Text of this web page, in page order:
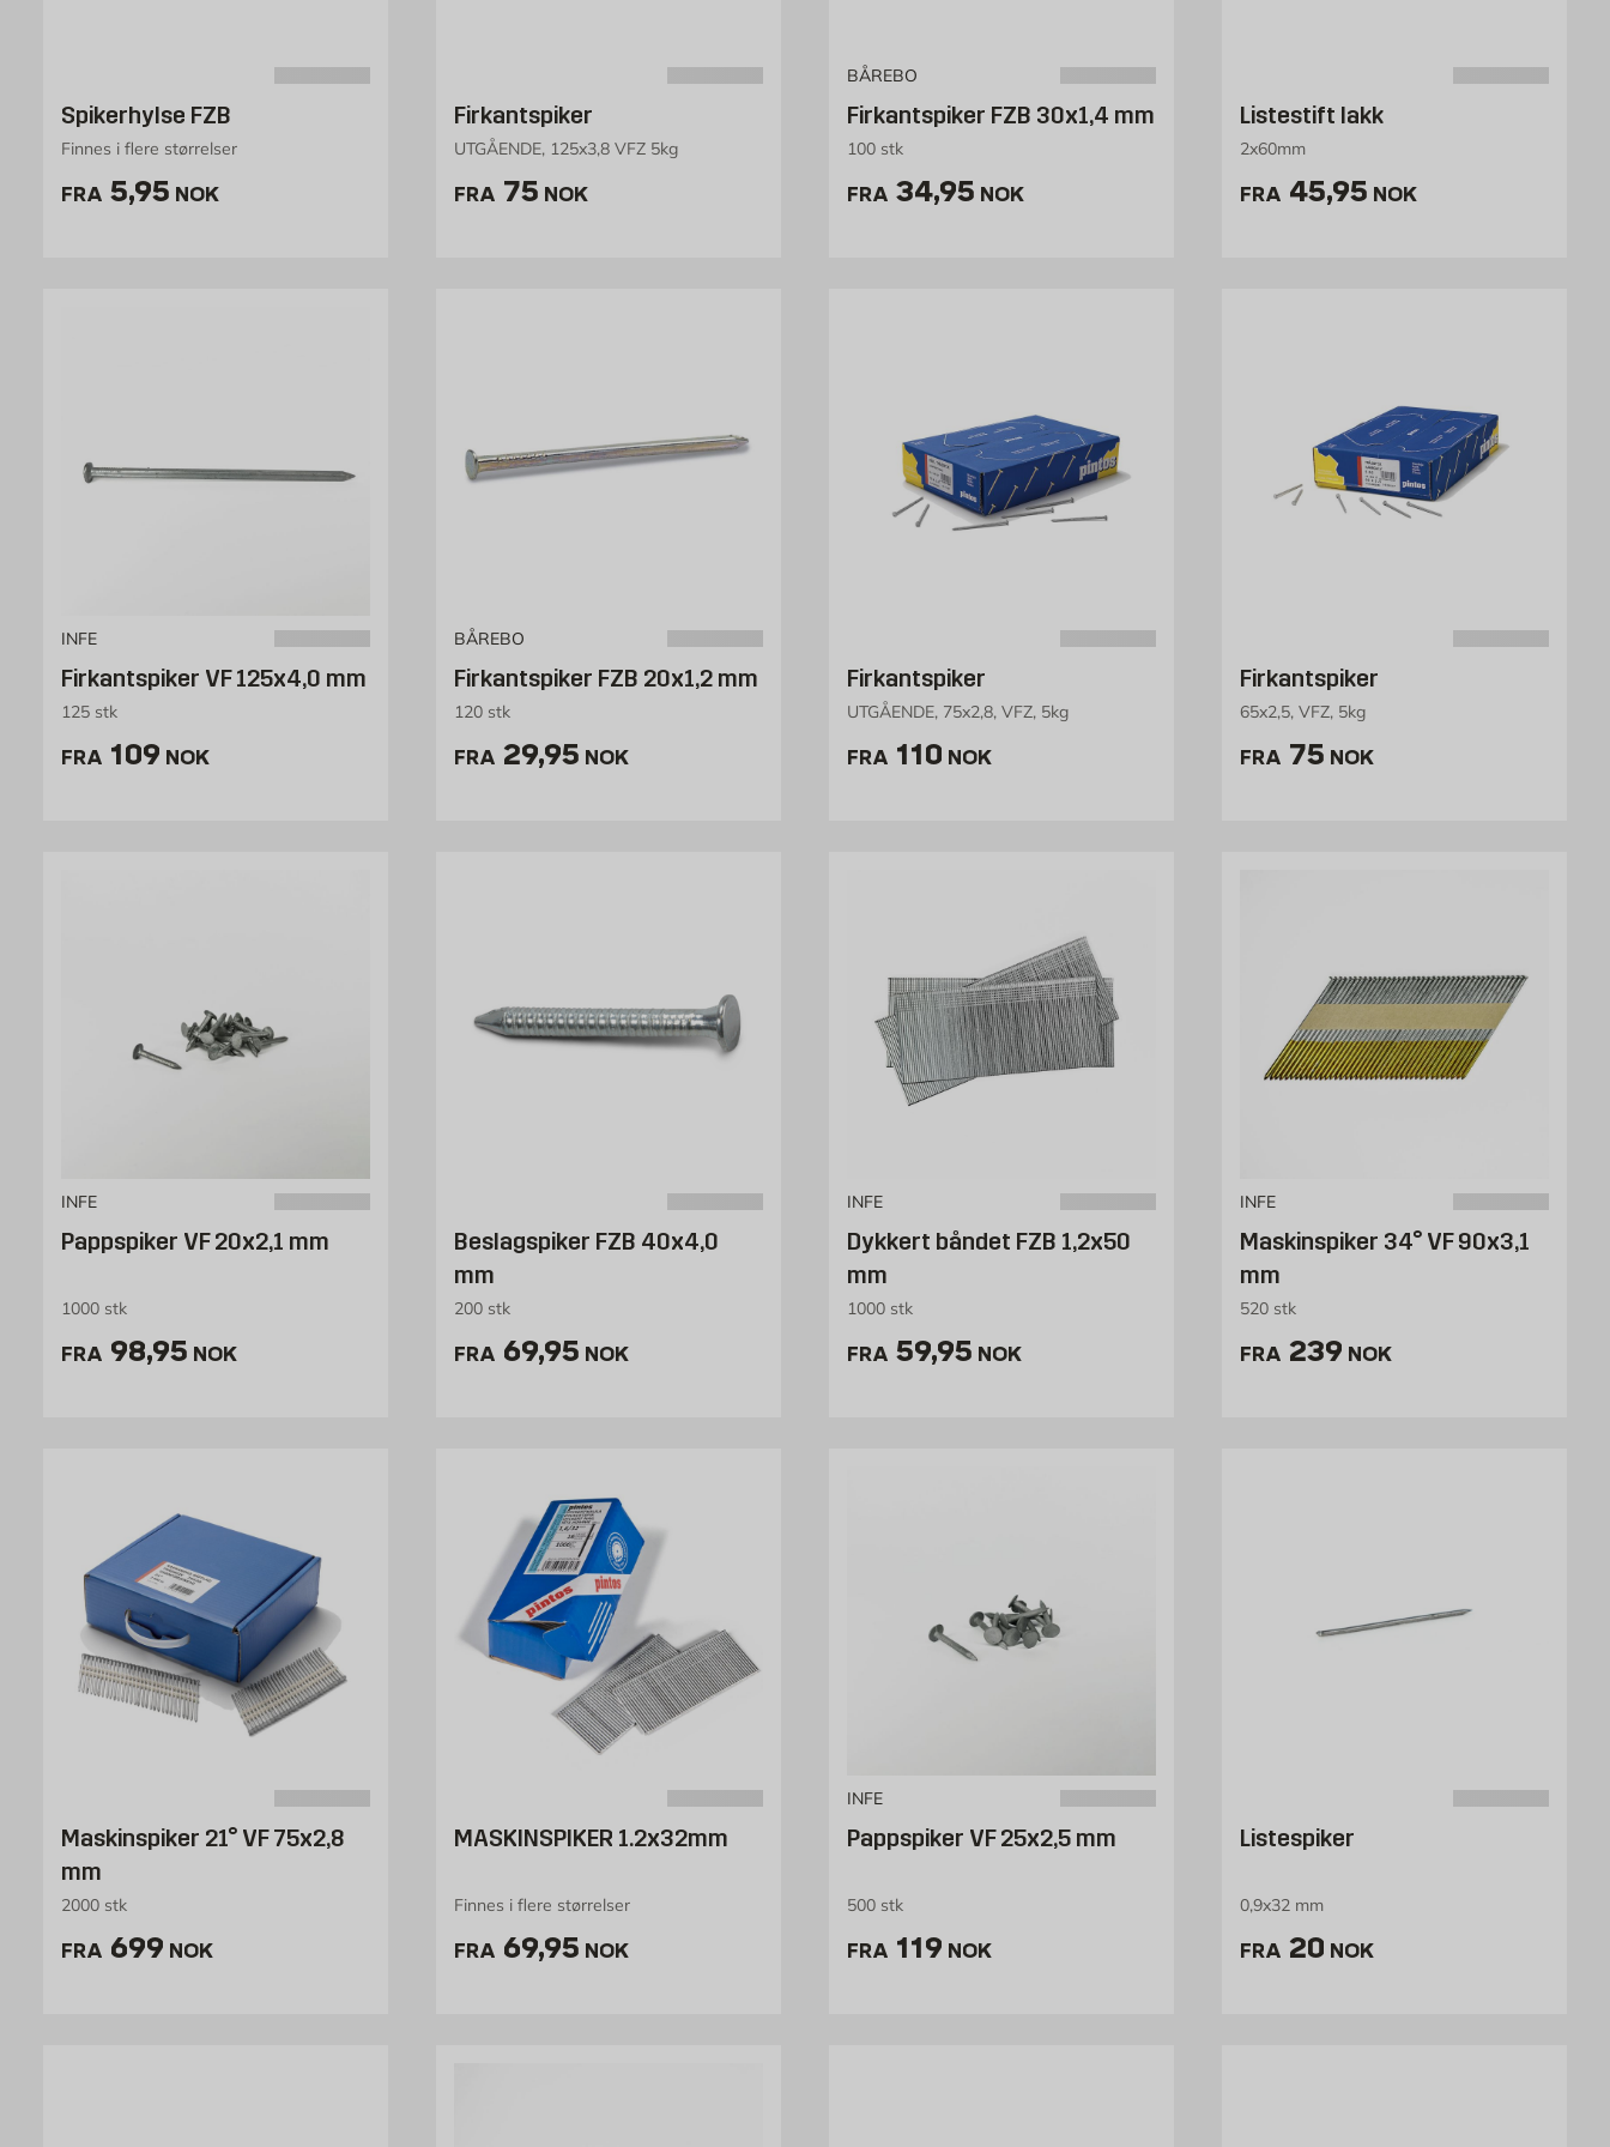
Spikerhylse FZB
Finnes i flere størrelser
FRA Pris 5.95 NOK /stk
5,95 NOK
Firkantspiker
UTGÅENDE, 125x3,8 VFZ 5kg
FRA Pris 75 NOK /stk
75 NOK
BÅREBO
Firkantspiker FZB 30x1,4 mm
100 stk
FRA Pris 34.95 NOK /stk
34,95 NOK
Listestift lakk
2x60mm
FRA Pris 45.95 NOK /stk
45,95 NOK
INFE
Firkantspiker VF 125x4,0 mm
125 stk
FRA Pris 109 NOK /stk
109 NOK
BÅREBO
Firkantspiker FZB 20x1,2 mm
120 stk
FRA Pris 29.95 NOK /stk
29,95 NOK
Firkantspiker
UTGÅENDE, 75x2,8, VFZ, 5kg
FRA Pris 110 NOK /stk
110 NOK
Firkantspiker
65x2,5, VFZ, 5kg
FRA Pris 75 NOK /stk
75 NOK
INFE
Pappspiker VF 20x2,1 mm
1000 stk
FRA Pris 98.95 NOK /stk
98,95 NOK
Beslagspiker FZB 40x4,0
mm
200 stk
FRA Pris 69.95 NOK /stk
69,95 NOK
INFE
Dykkert båndet FZB 1,2x50
mm
1000 stk
FRA Pris 59.95 NOK /stk
59,95 NOK
INFE
Maskinspiker 34° VF 90x3,1
mm
520 stk
FRA Pris 239 NOK /stk
239 NOK
Maskinspiker 21° VF 75x2,8
mm
2000 stk
FRA Pris 699 NOK /stk
699 NOK
MASKINSPIKER 1.2x32mm
Finnes i flere størrelser
FRA Pris 69.95 NOK /stk
69,95 NOK
INFE
Pappspiker VF 25x2,5 mm
500 stk
FRA Pris 119 NOK /stk
119 NOK
Listespiker
0,9x32 mm
FRA Pris 20 NOK /stk
20 NOK